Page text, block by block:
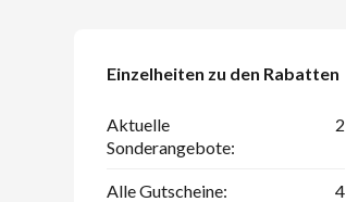
Einzelheiten zu den Rabatten
Aktuelle
Sonderangebote:
2
Alle Gutscheine: 4